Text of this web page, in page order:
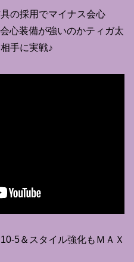
の採用でマイナス会心
心装備が強いのかティガ太
手に実戦♪
5＆スタイル強化もＭＡＸ